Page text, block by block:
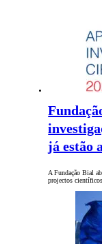
já estão
A Fundação Bial
projectos